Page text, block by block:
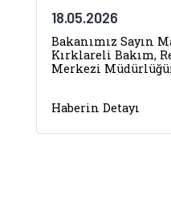
18.05.2026
Bakanımız Sayın
Kırklareli Bakım,
Merkezi
Haberin Detayı